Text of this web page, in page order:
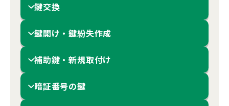
鍵交換
鍵開け・鍵紛失作成
補助鍵・新規取付け
暗証番号の鍵